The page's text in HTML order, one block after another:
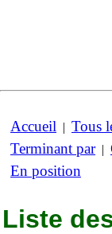
Accueil | Tous
Terminant par|
En position
Liste